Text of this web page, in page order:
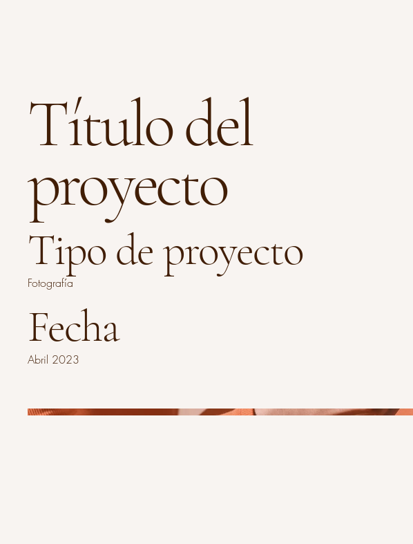
Título del
proyecto
Tipo de proyecto
Fotografía
Fecha
Abril 2023